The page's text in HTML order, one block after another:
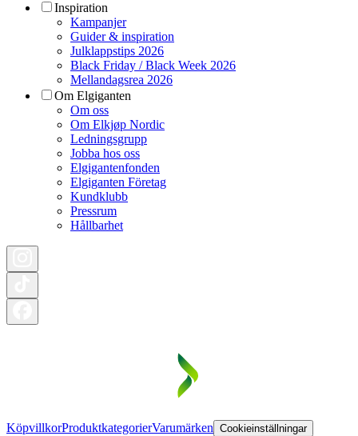
Inspiration
Kampanjer
Guider & inspiration
Julklappstips 2026
Black Friday / Black Week 2026
Mellandagsrea 2026
Om Elgiganten
Om oss
Om Elkjøp Nordic
Ledningsgrupp
Jobba hos oss
Elgigantenfonden
Elgiganten Företag
Kundklubb
Pressrum
Hållbarhet
KöpvillkorProduktkategorierVarumärken Cookieinställningar